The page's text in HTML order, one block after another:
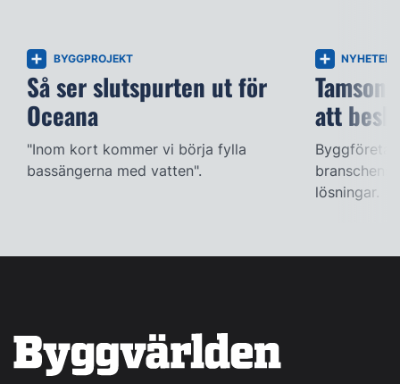
BYGGPROJEKT
Så ser slutspurten ut för
Oceana
"Inom kort kommer vi börja fylla
bassängerna med vatten".
NYHETER
att
branschens
lösningar.